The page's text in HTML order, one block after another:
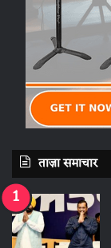
ताज़ा समाचार